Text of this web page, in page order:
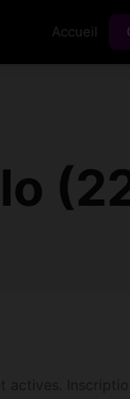
Accueil